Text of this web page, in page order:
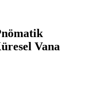
Vana